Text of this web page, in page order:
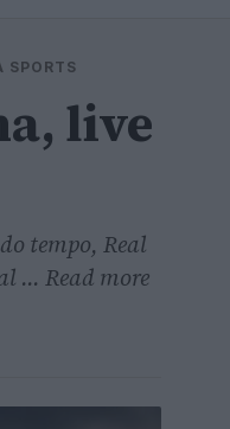
SPORTS
live
tempo, Real
... Read more